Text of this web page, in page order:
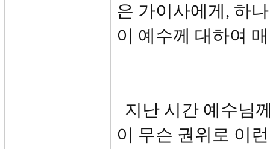
은 가이사에게, 하
이 예수께 대하여
지난 시간 예수님
이 무슨 권위로 이